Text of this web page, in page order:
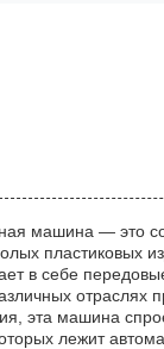
машина — это
пластиковых
в себе
эта машина
лежит